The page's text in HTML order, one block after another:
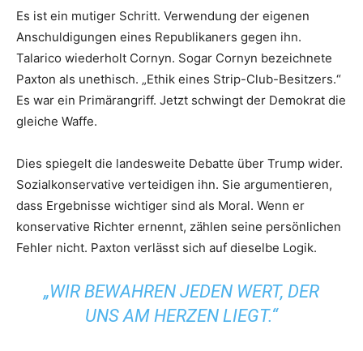
Es ist ein mutiger Schritt. Verwendung der eigenen
Anschuldigungen eines Republikaners gegen ihn.
Talarico wiederholt Cornyn. Sogar Cornyn bezeichnete
Paxton als unethisch. „Ethik eines Strip-Club-Besitzers.“
Es war ein Primärangriff. Jetzt schwingt der Demokrat die
gleiche Waffe.
Dies spiegelt die landesweite Debatte über Trump wider.
Sozialkonservative verteidigen ihn. Sie argumentieren,
dass Ergebnisse wichtiger sind als Moral. Wenn er
konservative Richter ernennt, zählen seine persönlichen
Fehler nicht. Paxton verlässt sich auf dieselbe Logik.
„WIR BEWAHREN JEDEN WERT, DER
UNS AM HERZEN LIEGT.“